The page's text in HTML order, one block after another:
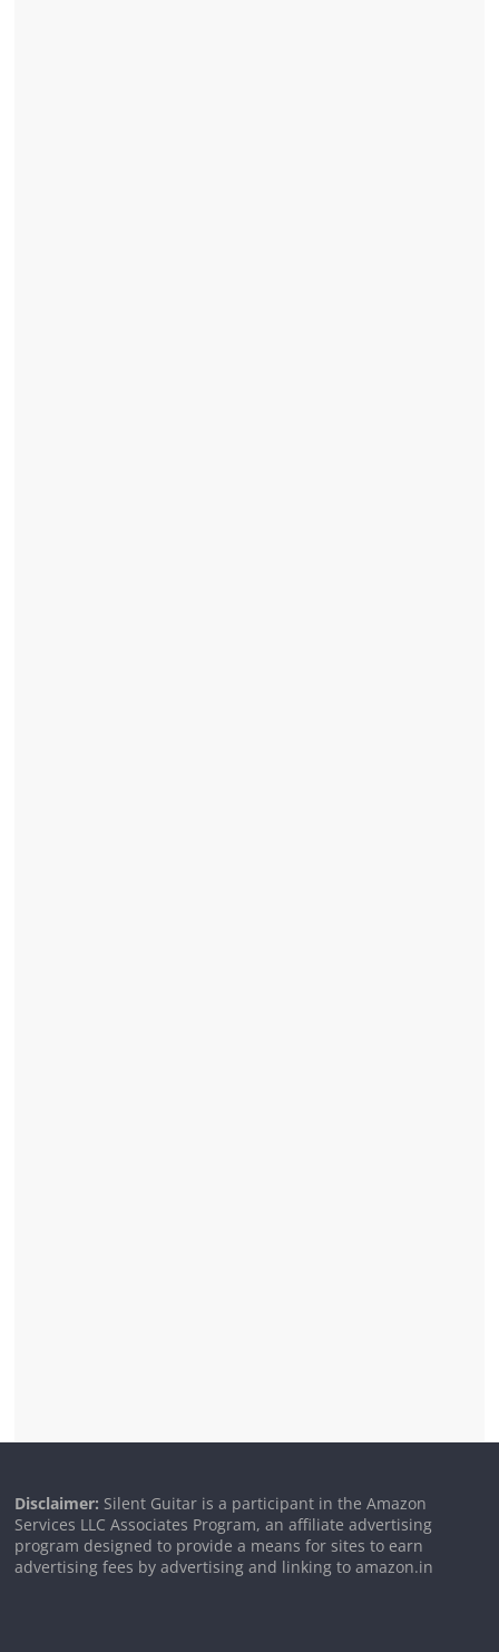
Disclaimer: Silent Guitar is a participant in the Amazon
Services LLC Associates Program, an affiliate advertising
program designed to provide a means for sites to earn
advertising fees by advertising and linking to amazon.in